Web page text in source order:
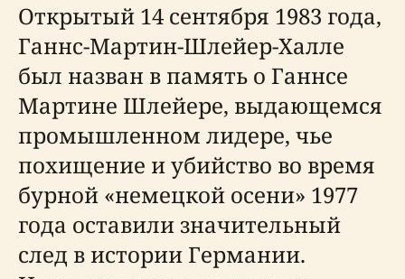
Открытый 14 сентября 1983 года,
Ганнс-Мартин-Шлейер-Халле
был назван в память о Ганнсе
Мартине Шлейере, выдающемся
промышленном лидере, чье
похищение и убийство во время
бурной «немецкой осени» 1977
года оставили значительный
след в истории Германии.